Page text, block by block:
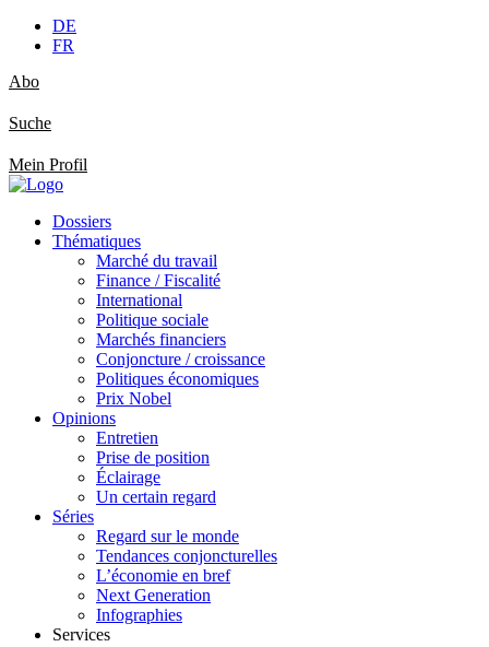
DE
FR
Abo
Suche
Mein Profil
Dossiers
Thématiques
Marché du travail
Finance / Fiscalité
International
Politique sociale
Marchés financiers
Conjoncture / croissance
Politiques économiques
Prix Nobel
Opinions
Entretien
Prise de position
Éclairage
Un certain regard
Séries
Regard sur le monde
Tendances conjoncturelles
L’économie en bref
Next Generation
Infographies
Services